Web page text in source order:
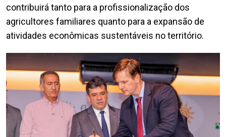
contribuirá tanto para a profissionalização dos
agricultores familiares quanto para a expansão de
atividades econômicas sustentáveis no território.